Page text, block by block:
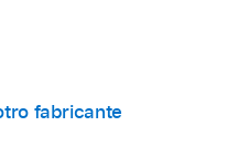
fabricante